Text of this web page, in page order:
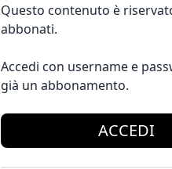
Questo contenuto è
abbonati.
Accedi con username e
già un abbonamento.
ACCEDI